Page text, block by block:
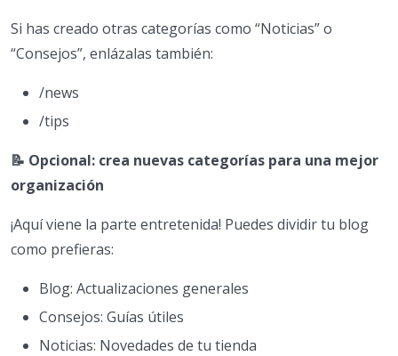
Si has creado otras categorías como “Noticias” o
“Consejos”, enlázalas también:
/news
/tips
📝 Opcional: crea nuevas categorías para una mejor
organización
¡Aquí viene la parte entretenida! Puedes dividir tu blog
como prefieras:
Blog: Actualizaciones generales
Consejos: Guías útiles
Noticias: Novedades de tu tienda